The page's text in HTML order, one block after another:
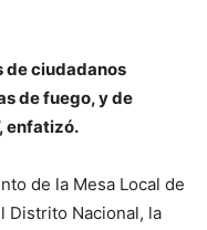
de ciudadanos
de fuego, y de
enfatizó.
de la Mesa Local de
Distrito Nacional, la